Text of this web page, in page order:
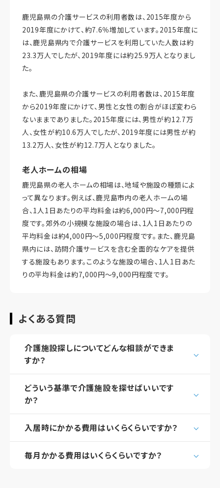
鹿児島県の介護サービスの利用者数は、2015年度から
2019年度にかけて、約7.6％増加しています。2015年度に
は、鹿児島県内で介護サービスを利用していた人数は約
23.3万人でしたが、2019年度には約25.9万人となりまし
た。
また、鹿児島県の介護サービスの利用者数は、2015年度
から2019年度にかけて、男性と女性の割合がほぼ変わら
ないままでありました。2015年度には、男性が約12.7万
人、女性が約10.6万人でしたが、2019年度には男性が約
13.2万人、女性が約12.7万人となりました。
老人ホームの相場
鹿児島県の老人ホームの相場は、地域や施設の種類によ
って異なります。例えば、鹿児島市内の老人ホームの場
合、1人1日あたりの平均料金は約6,000円～7,000円程
度です。郊外の小規模な施設の場合は、1人1日あたりの
平均料金は約4,000円～5,000円程度です。また、鹿児島
県内には、訪問介護サービスを含む全面的なケアを提供
する施設もあります。このような施設の場合、1人1日あた
りの平均料金は約7,000円～9,000円程度です。
よくある質問
介護施設探しについてどんな相談ができま
すか？
どういう基準で介護施設を探せばいいです
か？
入居時にかかる費用はいくらくらいですか？
毎月かかる費用はいくらくらいですか？